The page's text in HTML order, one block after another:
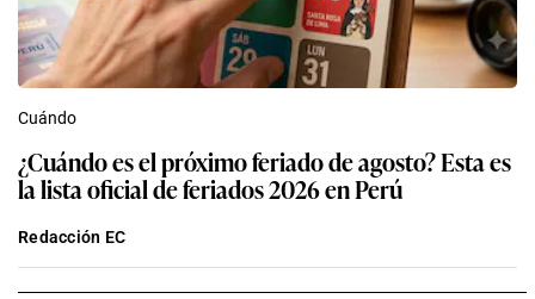
Cuándo
¿Cuándo es el próximo feriado de agosto? Esta es
la lista oficial de feriados 2026 en Perú
Redacción EC